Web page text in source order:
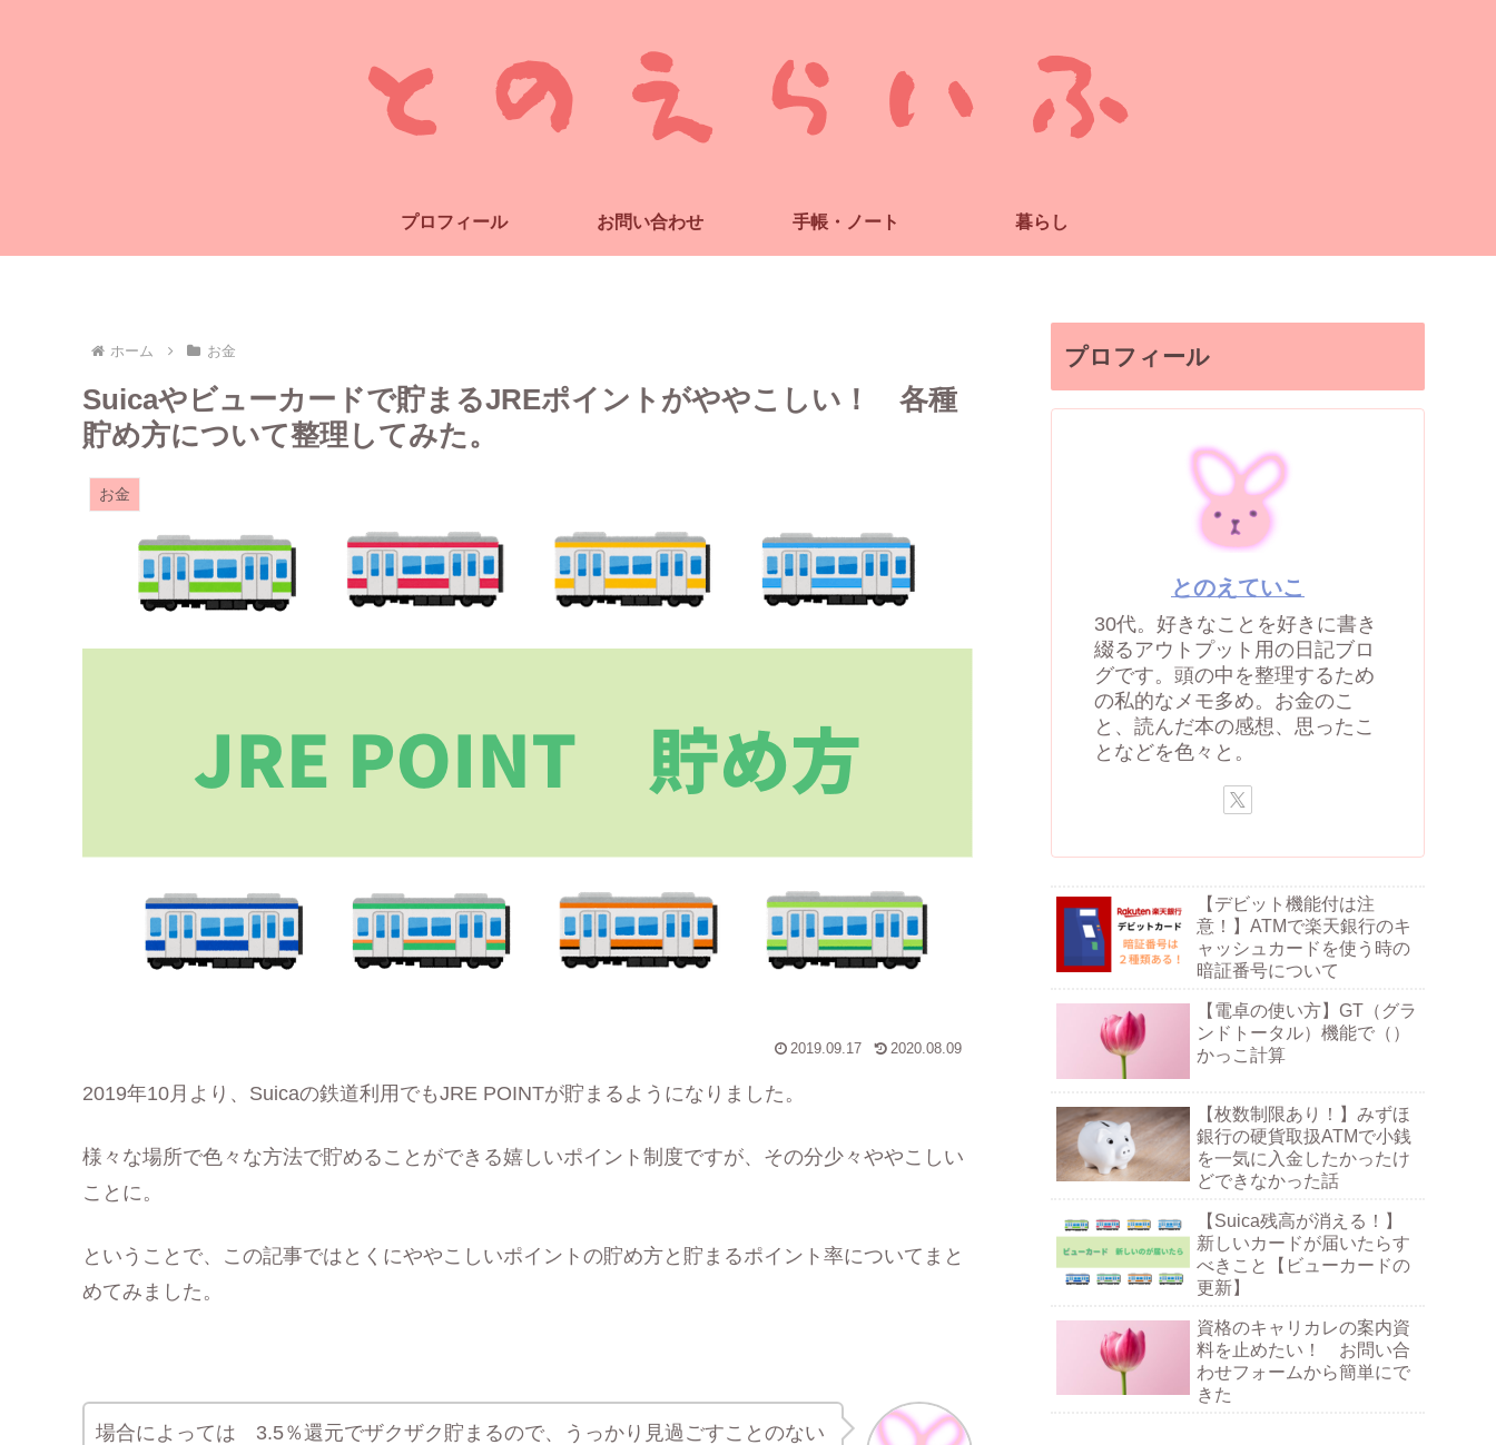
プロフィール お問い合わせ 手帳・ノート 暮らし
ホーム お金
Suicaやビューカードで貯まるJREポイントがややこしい！ 各種
貯め方について整理してみた。
お金
2019.09.17 2020.08.09
2019年10月より、Suicaの鉄道利用でもJRE POINTが貯まるようになりました。
様々な場所で色々な方法で貯めることができる嬉しいポイント制度ですが、その分少々ややこしい
ことに。
ということで、この記事ではとくにややこしいポイントの貯め方と貯まるポイント率についてまと
めてみました。
場合によっては 3.5％還元でザクザク貯まるので、うっかり見過ごすことのない
プロフィール
とのえていこ
30代。好きなことを好きに書き
綴るアウトプット用の日記ブロ
グです。頭の中を整理するため
の私的なメモ多め。お金のこ
と、読んだ本の感想、思ったこ
となどを色々と。
【デビット機能付は注
意！】ATMで楽天銀行のキ
ャッシュカードを使う時の
暗証番号について
【電卓の使い方】GT（グラ
ンドトータル）機能で（）
かっこ計算
【枚数制限あり！】みずほ
銀行の硬貨取扱ATMで小銭
を一気に入金したかったけ
どできなかった話
【Suica残高が消える！】
新しいカードが届いたらす
べきこと【ビューカードの
更新】
資格のキャリカレの案内資
料を止めたい！ お問い合
わせフォームから簡単にで
きた